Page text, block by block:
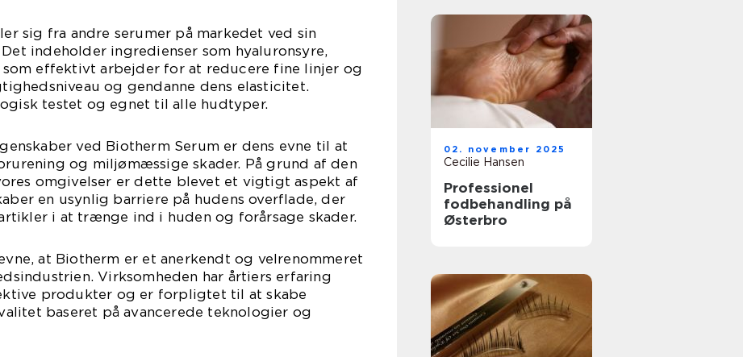
sig fra andre serumer på markedet ved sin
indeholder ingredienser som hyaluronsyre,
effektivt arbejder for at reducere fine linjer og
og gendanne dens elasticitet.
testet og egnet til alle hudtyper.
ved Biotherm Serum er dens evne til at
og miljømæssige skader. På grund af den
omgivelser er dette blevet et vigtigt aspekt af
en usynlig barriere på hudens overflade, der
i at trænge ind i huden og forårsage skader.
at Biotherm er et anerkendt og velrenommeret
Virksomheden har årtiers erfaring
produkter og er forpligtet til at skabe
baseret på avancerede teknologier og
02. november 2025
Cecilie Hansen
Professionel
fodbehandling på
Østerbro